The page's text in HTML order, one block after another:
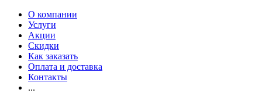
О компании
Услуги
Акции
Скидки
Как заказать
Оплата и доставка
Контакты
...